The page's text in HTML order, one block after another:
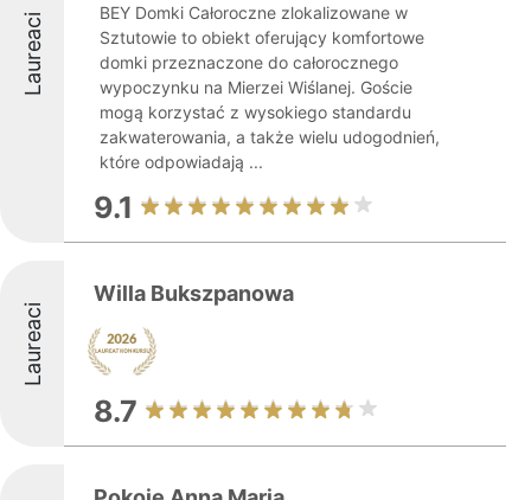
Laureaci
BEY Domki Całoroczne zlokalizowane w
Sztutowie to obiekt oferujący komfortowe
domki przeznaczone do całorocznego
wypoczynku na Mierzei Wiślanej. Goście
mogą korzystać z wysokiego standardu
zakwaterowania, a także wielu udogodnień,
które odpowiadają ...
9.1
Laureaci
Willa Bukszpanowa
8.7